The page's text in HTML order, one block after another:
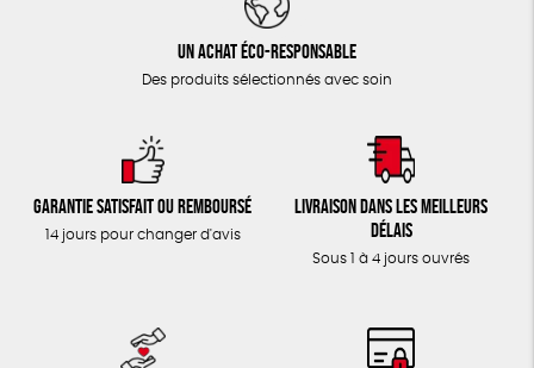
Un achat éco-responsable
Des produits sélectionnés avec soin
Garantie satisfait ou remboursé
14 jours pour changer d'avis
Livraison dans les meilleurs
délais
Sous 1 à 4 jours ouvrés